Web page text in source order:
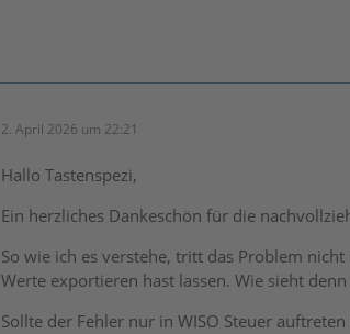
2. April 2026 um 22:21
Hallo Tastenspezi,
Ein herzliches Dankeschön für die
So wie ich es verstehe, tritt das Problem
Werte exportieren hast lassen. Wie sieht
Sollte der Fehler nur in WISO Steuer